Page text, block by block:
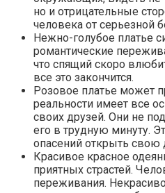
но и отрицательные
человека от серьезной
Нежно-голубое платье
романтические
что спящий скоро
все это закончится.
Розовое платье может
реальности имеет все
своих друзей. Они не
его в трудную минуту.
опасений открыть свою
Красивое красное
приятных страстей.
переживания.